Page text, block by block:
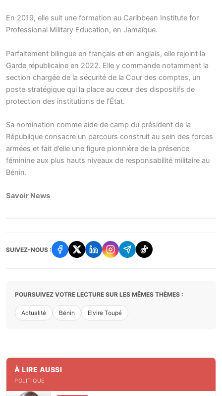
En 2019, elle suit une formation au Caribbean Institute for
Professional Military Education, en Jamaïque.
Parfaitement bilingue en français et en anglais, elle rejoint la
Garde républicaine en 2022. Elle y commande notamment la
section chargée de la sécurité de la Cour des comptes, un
poste stratégique qui la place au cœur des dispositifs de
protection des institutions de l’État.
Sa nomination comme aide de camp du président de la
République consacre un parcours construit au sein des forces
armées et fait d’elle une figure pionnière de la présence
féminine aux plus hauts niveaux de responsabilité militaire au
Bénin.
Savoir News
SUIVEZ-NOUS :
POURSUIVEZ VOTRE LECTURE SUR LES MÊMES THÈMES :
Actualité Bénin Elvire Toupé
À LIRE AUSSI
POLITIQUE